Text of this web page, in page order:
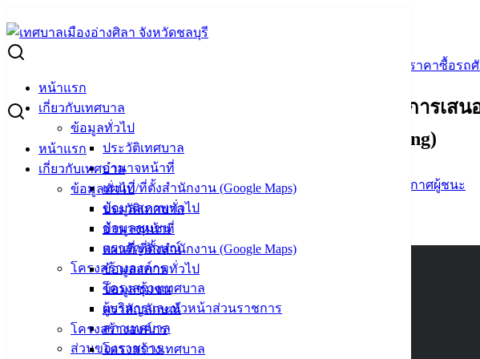
to
content
หน้าแรก
เกี่ยวกับเทศบาล
ข้อมูลทั่วไป
ประวัติเทศบาล
อำนาจหน้าที่
แผนที่/ที่ตั้งสำนักงาน (Google Maps)
ข้อมูลสภาพทั่วไป
ข้อมูลชุมชน
ตราสัญลักษณ์
โครงสร้างองค์กร
โครงสร้างเทศบาล
ผู้บริหารและหัวหน้าส่วนราชการ
สภาเทศบาล
ส่วนของราชการ
หน้าแรก
เกี่ยวกับเทศบาล
ข้อมูลทั่วไป
ประวัติเทศบาล
อำนาจหน้าที่
แผนที่/ที่ตั้งสำนักงาน (Google Maps)
ข้อมูลสภาพทั่วไป
ข้อมูลชุมชน
ตราสัญลักษณ์
โครงสร้างองค์กร
โครงสร้างเทศบาล
Search
for:
ประกาศเทศบาลเมืองอ่างศิลา เรื่อง ประกาศผู้ชนะการเสนอราคา ประกวดราคาซื้อ
ประกาศเทศบาลเมืองอ่างศิลา เรื่อง ประกาศผู้ชนะการเ
ปั่นไฟ ด้วยวิธีประกวดราคาอิเล็กทรอนิกส์ (e-bidding)
มีนาคม 17, 2022เมษายน 19, 2022 vichakarn ประกาศผู้ชนะ
BRN3C2AF47058F9_20220317_153046_014857
BRN3C2AF47058F9_20220317_153143_014881
BRN3C2AF47058F9_20220317_153207_014883
เทศบาลเมืองอ่างศิลา
สำนักงานเทศบาลเมืองอ่างศิลา 90/338 ม.3
ต.เสม็ด อ.เมือง จ.ชลบุรี 20000